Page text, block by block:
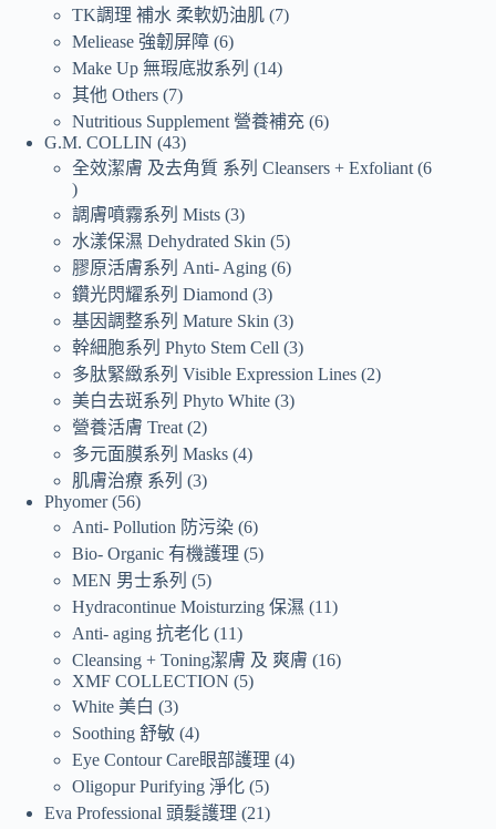
TK調理 補水 柔軟奶油肌 7
Meliease 強韌屏障 6
Make Up 無瑕底妝系列
14
其他 Others 7
Nutritious Supplement 營養補充 6
G.M. COLLIN 43
全效潔膚 及去角質 系列 Cleansers + Exfoliant 6
調膚噴霧系列 Mists 3
水漾保濕 Dehydrated Skin
5
膠原活膚系列 Anti- Aging 6
鑽光閃耀系列 Diamond 3
基因調整系列 Mature Skin 3
幹細胞系列 Phyto Stem Cell 3
多肽緊緻系列 Visible Expression Lines 2
美白去斑系列 Phyto White 3
營養活膚 Treat 2
多元面膜系列 Masks 4
肌膚治療 系列
3
Phyomer 56
Anti- Pollution 防污染 6
Bio- Organic 有機護理
5
MEN 男士系列
5
Hydracontinue Moisturzing 保濕
11
Anti- aging 抗老化 11
Cleansing + Toning潔膚 及 爽膚
16
XMF COLLECTION
5
White 美白
3
Soothing 舒敏 4
Eye Contour Care眼部護理 4
Oligopur Purifying 淨化 5
Eva Professional 頭髮護理
21